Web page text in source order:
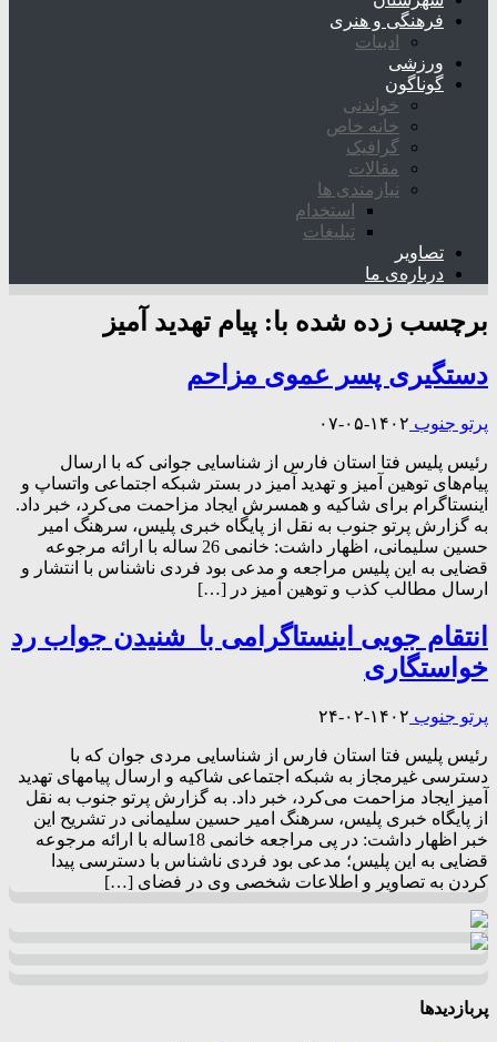
فرهنگی و هنری
ادبیات
ورزشی
گوناگون
خواندنی
خانه خاص
گرافیک
مقالات
نیازمندی ها
استخدام
تبلیغات
تصاویر
درباره‌ی ما
برچسب زده شده با: پیام تهدید آمیز
دستگیری پسر عموی مزاحم
پرتو جنوب ۱۴۰۲-۰۵-۰۷
رئیس پلیس فتا استان فارس از شناسایی جوانی که با ارسال
پیام‌های توهین آمیز و تهدید آمیز در بستر شبکه‌ اجتماعی واتساپ و
اینستاگرام برای شاکیه و همسرش ایجاد مزاحمت می‌کرد، خبر داد.
به گزارش پرتو جنوب به نقل از پایگاه خبری پلیس، سرهنگ امیر
حسین سلیمانی، اظهار داشت: خانمی 26 ساله با ارائه مرجوعه
قضایی به این پلیس مراجعه و مدعی بود فردی ناشناس با انتشار و
ارسال مطالب کذب و توهین آمیز در […]
انتقام جویی اینستاگرامی با شنیدن جواب رد
خواستگاری
پرتو جنوب ۱۴۰۲-۰۲-۲۴
رئیس پلیس فتا استان فارس از شناسایی مردی جوان که با
دسترسی غیرمجاز به شبکه اجتماعی شاکیه و ارسال پیام‎های تهدید
آمیز ایجاد مزاحمت می‌کرد، خبر داد. به گزارش پرتو جنوب به نقل
از پایگاه خبری پلیس، سرهنگ امیر حسین سلیمانی در تشریح این
خبر اظهار داشت: در پی مراجعه خانمی 18ساله با ارائه مرجوعه
قضایی به این پلیس؛ مدعی بود فردی ناشناس با دسترسی پیدا
کردن به تصاویر و اطلاعات شخصی وی در فضای […]
پربازدیدها